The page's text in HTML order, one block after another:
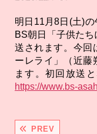
明日11月8日(土)
BS朝日「子供た
送されます。今回
ーレライ」（近
ます。初回放送
https://www.bs-
PREV